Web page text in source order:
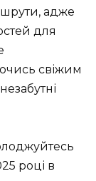
адже
для
свіжим
році в